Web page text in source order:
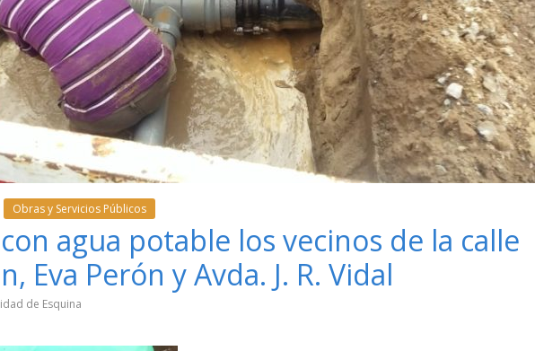
Obras y Servicios Públicos
agua potable los vecinos de la calle
Eva Perón y Avda. J. R. Vidal
de Esquina